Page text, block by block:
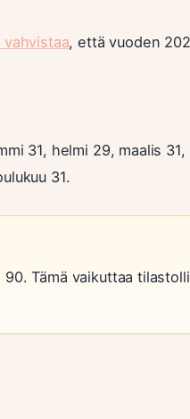
, että vuoden
31, helmi 29, maalis
31.
Tämä vaikuttaa